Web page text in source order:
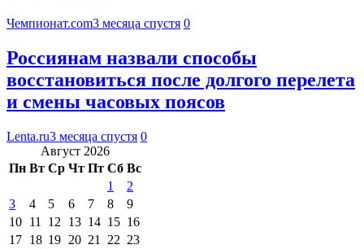
Чемпионат.com3 месяца спустя 0
Россиянам назвали способы
восстановиться после долгого перелета
и смены часовых поясов
Lenta.ru3 месяца спустя 0
Август 2026
Пн Вт Ср Чт Пт Сб Вс
1
2
3
4 5 6 7 8
9
10 11 12 13 14 15 16
17 18 19 20 21 22 23